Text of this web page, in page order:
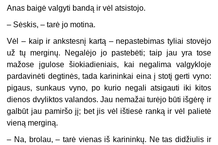
Anas baigė valgyti bandą ir vėl atsistojo.
– Sėskis, – tarė jo motina.
Vėl – kaip ir ankstesnį kartą – nepastebimas tyliai stovėjo
už tų merginų. Negalėjo jo pastebėti; taip jau yra tose
mažose įgulose šiokiadieniais, kai negalima valgykloje
pardavinėti degtinės, tada karininkai eina į stotį gerti vyno:
pigaus, sunkaus vyno, po kurio negali atsigauti iki kitos
dienos dvyliktos valandos. Jau nemažai turėjo būti išgėrę ir
galbūt jau pamiršo jį; bet jis vėl ištiesė ranką ir vėl palietė
vieną merginą.
– Na, brolau, – tarė vienas iš karininkų. Ne tas didžiulis ir